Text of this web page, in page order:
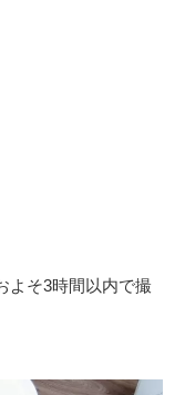
よそ3時間以内で撮